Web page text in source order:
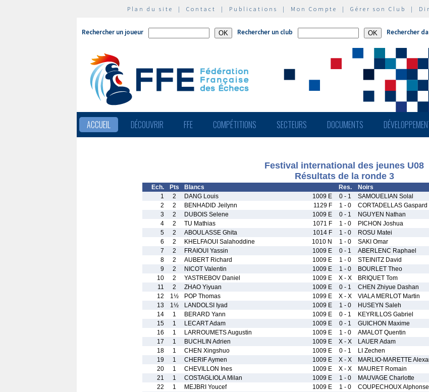
Plan du site | Contact | Publications | Mon Compte | Gérer son Club |
Rechercher un joueur Rechercher un club Rechercher
ACCUEIL DÉCOUVRIR FFE COMPÉTITIONS SECTEURS DOCUMENTS
Festival international des jeunes U08
Résultats de la ronde 3
Ech. Pts Blancs Res. Noirs
1
2 DANG Louis 1009 E 0 - 1 SAMOUELIAN Solal
2
2 BENHADID Jeilynn 1129 F 1 - 0 CORTADELLAS Gaspard
3
2 DUBOIS Selene 1009 E 0 - 1 NGUYEN Nathan
4
2 TU Mathias 1071 F 1 - 0 PICHON Joshua
5
2 ABOULASSE Ghita 1014 F 1 - 0 ROSU Matei
6
2 KHELFAOUI Salahoddine 1010 N 1 - 0 SAKI Omar
7
2 FRAIOUI Yassin 1009 E 0 - 1 ABERLENC Raphael
8
2 AUBERT Richard 1009 E 1 - 0 STEINITZ David
9
2 NICOT Valentin 1009 E 1 - 0 BOURLET Theo
10
2 YASTREBOV Daniel 1009 E X - X BRIQUET Tom
11
2 ZHAO Yiyuan 1009 E 0 - 1 CHEN Zhiyue Dashan
12
1½ POP Thomas 1099 E X - X VIALA MERLOT Martin
13
1½ LANDOLSI Iyad 1009 E 1 - 0 HUSEYN Saleh
14
1 BERARD Yann 1009 E 0 - 1 KEYRILLOS Gabriel
15
1 LECART Adam 1009 E 0 - 1 GUICHON Maxime
16
1 LARROUMETS Augustin 1009 E 1 - 0 AMALOT Quentin
17
1 BUCHLIN Adrien 1009 E X - X LAUER Adam
18
1 CHEN Xingshuo 1009 E 0 - 1 LI Zechen
19
1 CHERIF Aymen 1009 E X - X MARLIO-MARETTE
20
1 CHEVILLON Ines 1009 E X - X MAURET Romain
21
1 COSTAGLIOLA Milan 1009 E 1 - 0 MAUVAGE Charlotte
22
1 MEJBRI Youcef 1009 E 1 - 0 COUPECHOUX Alphonse